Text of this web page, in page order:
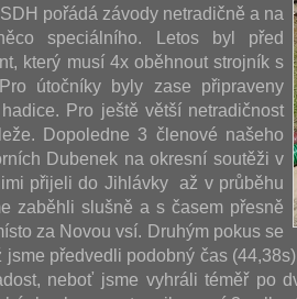
pořádá závody netradičně a na
speciálního. Letos byl před
který musí 4x oběhnout strojník s
útočníky byly zase připraveny
Pro ještě větší netradičnost
Dopoledne 3 členové našeho
Dubenek na okresní soutěži v
přijeli do Jihlávky až v průběhu
zaběhli slušně a s časem přesně
za Novou vsí. Druhým pokus se
předvedli podobný čas
neboť jsme vyhráli téměř po